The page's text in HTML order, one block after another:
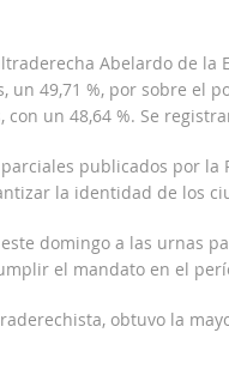
Abelardo de
un 49,71 %, por sobre el
un 48,64 %. Se
publicados por
la identidad de los
domingo a las urnas
el mandato en el
obtuvo la